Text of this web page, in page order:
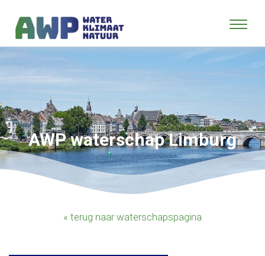
AWP waterschap Limburg
« terug naar waterschapspagina